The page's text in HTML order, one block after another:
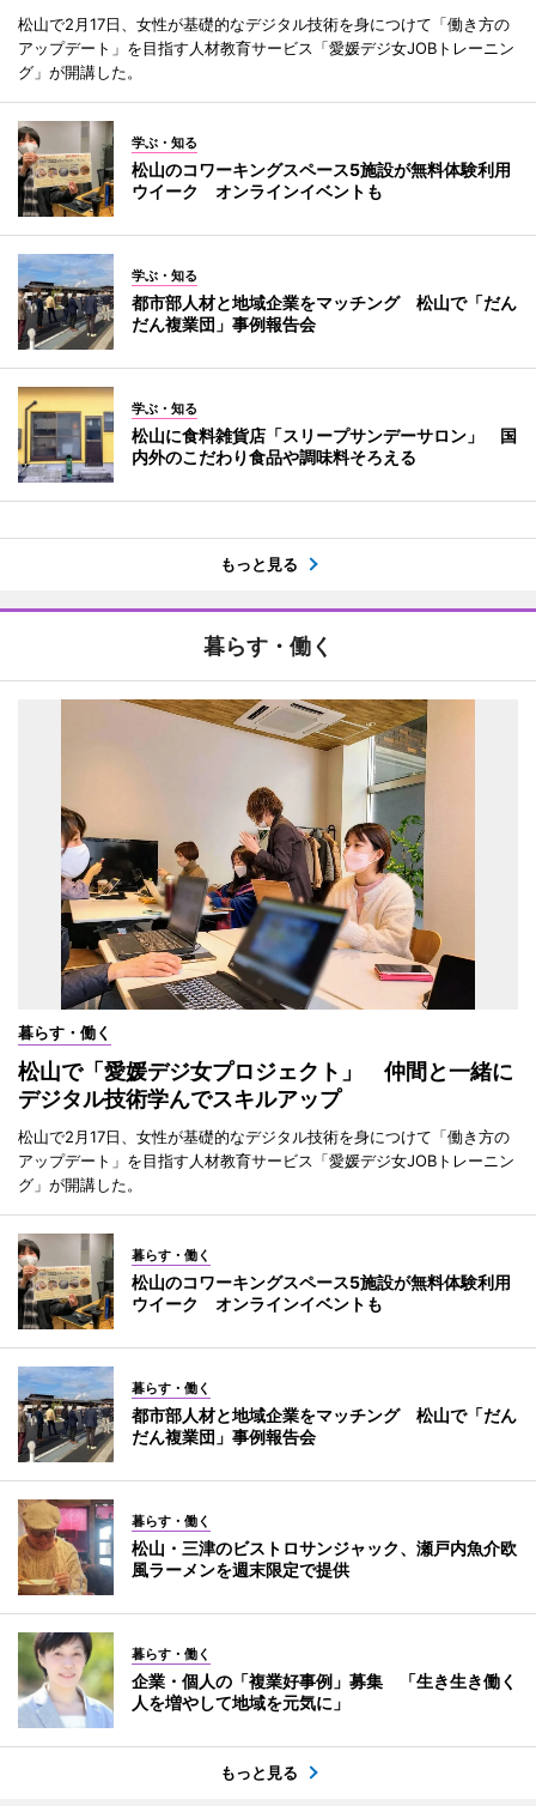
松山で2月17日、女性が基礎的なデジタル技術を身につけて「働き方の
アップデート」を目指す人材教育サービス「愛媛デジ女JOBトレーニン
グ」が開講した。
学ぶ・知る
松山のコワーキングスペース5施設が無料体験利用
ウイーク オンラインイベントも
学ぶ・知る
都市部人材と地域企業をマッチング 松山で「だん
だん複業団」事例報告会
学ぶ・知る
松山に食料雑貨店「スリープサンデーサロン」 国
内外のこだわり食品や調味料そろえる
もっと見る
暮らす・働く
暮らす・働く
松山で「愛媛デジ女プロジェクト」 仲間と一緒に
デジタル技術学んでスキルアップ
松山で2月17日、女性が基礎的なデジタル技術を身につけて「働き方の
アップデート」を目指す人材教育サービス「愛媛デジ女JOBトレーニン
グ」が開講した。
暮らす・働く
松山のコワーキングスペース5施設が無料体験利用
ウイーク オンラインイベントも
暮らす・働く
都市部人材と地域企業をマッチング 松山で「だん
だん複業団」事例報告会
暮らす・働く
松山・三津のビストロサンジャック、瀬戸内魚介欧
風ラーメンを週末限定で提供
暮らす・働く
企業・個人の「複業好事例」募集 「生き生き働く
人を増やして地域を元気に」
もっと見る